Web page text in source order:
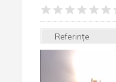
Referințe